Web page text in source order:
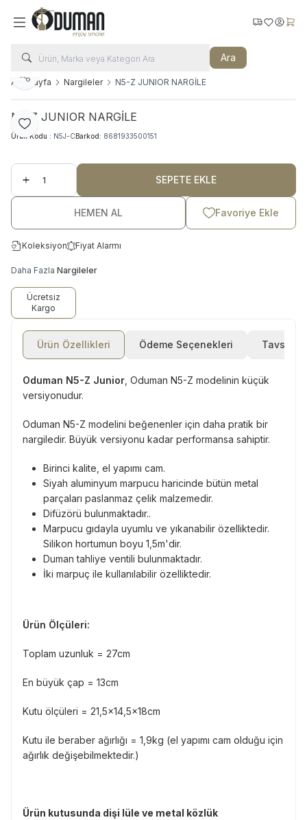
Ara
Kargo Takip
Favorilerim
Ana Sayfa Nargileler N5-Z JUNIOR NARGİLE
Favoriye Ekle
Paylaş
N5-Z JUNIOR NARGİLE
Ürün Kodu : N5J-CBarkod: 8681933500151
SEPETE EKLE
HEMEN AL Favoriye Ekle
Koleksiyon Fiyat Alarmı
Daha Fazla Nargileler
Ücretsiz
Kargo
Ürün Özellikleri Ödeme Seçenekleri Tavsiye
Oduman N5-Z Junior , Oduman N5-Z modelinin küçük
versiyonudur.
Oduman N5-Z modelini beğenenler için daha pratik bir
nargiledir. Büyük versiyonu kadar performansa sahiptir.
Birinci kalite, el yapımı cam.
Siyah aluminyum marpucu haricinde bütün metal
parçaları paslanmaz çelik malzemedir.
Difüzörü bulunmaktadır..
Marpucu gıdayla uyumlu ve yıkanabilir özelliktedir.
Silikon hortumun boyu 1,5m'dir.
Duman tahliye ventili bulunmaktadır.
İki marpuç ile kullanılabilir özelliktedir.
Ürün Ölçüleri:
Toplam uzunluk = 27cm
En büyük çap = 13cm
Kutu ölçüleri = 21,5x14,5x18cm
Kutu ile beraber ağırlığı = 1,9kg (el yapımı cam olduğu için
ağırlık değişebilmektedir.)
Ürün kutusunda dişi lüle ve metal közlük